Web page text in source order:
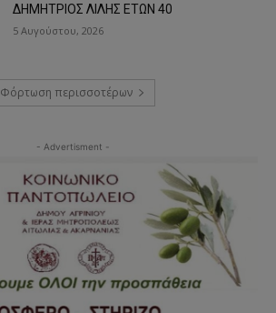
ΔΗΜΗΤΡΙΟΣ ΛΙΛΗΣ ΕΤΩΝ 40
5 Αυγούστου, 2026
Φόρτωση περισσοτέρων
- Advertisment -